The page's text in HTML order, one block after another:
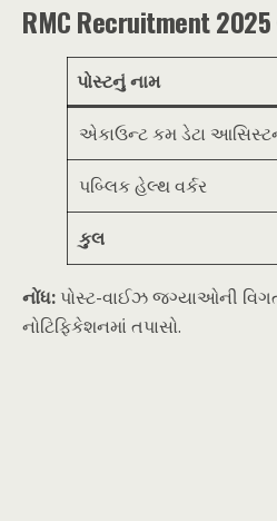
RMC Recruitment 2025
પોસ્ટનું નામ
એકાઉન્ટ કમ ડેટા
પબ્લિક હેલ્થ વર્કર
કુલ
નોંધ: પોસ્ટ-વાઈઝ જગ્યાઓની
નોટિફિકેશનમાં તપાસો.